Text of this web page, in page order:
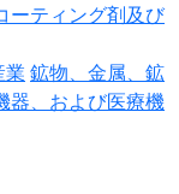
ーティング剤及び
業 鉱物、金属、鉱
器、および医療機